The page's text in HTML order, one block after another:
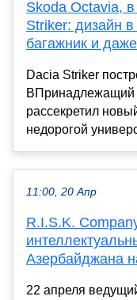
Skoda Octavia,
Striker: дизайн
багажник и
Dacia Striker
BПринадлежащий
рассекретил
недорогой
11:00, 20 Апр
R.I.S.K.
Азербайджана
22 апреля